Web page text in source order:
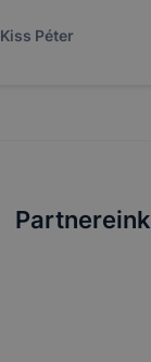
Kiss Péter
Partnereink